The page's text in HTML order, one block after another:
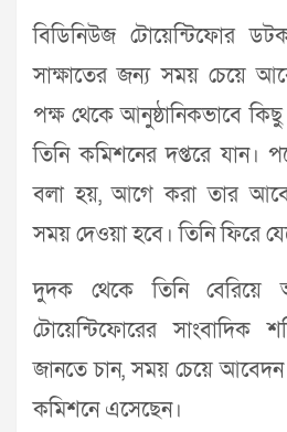
বিডিনিউজ টোয়েন্টিফোর
সাক্ষাতের জন্য সময় চেয়ে
পক্ষ থেকে আনুষ্ঠানিকভাবে
তিনি কমিশনের দপ্তরে যান।
বলা হয়, আগে করা তার
সময় দেওয়া হবে। তিনি ফিরে
দুদক থেকে তিনি বেরিয়ে
টোয়েন্টিফোরের
জানতে চান, সময় চেয়ে
কমিশনে এসেছেন।